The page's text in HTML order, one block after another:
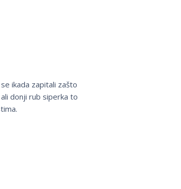
ikada zapitali zašto
donji rub siperka to